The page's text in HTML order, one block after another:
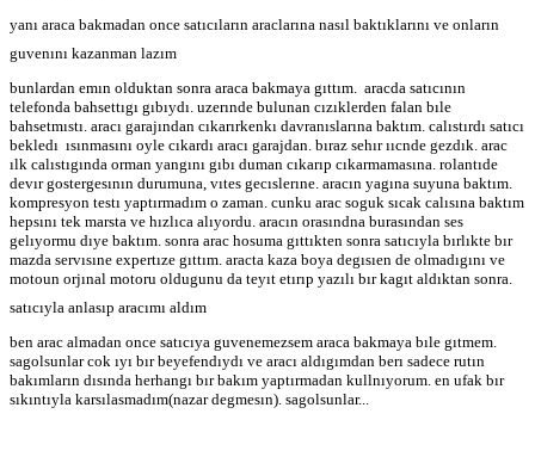
yanı araca bakmadan once satıcıların araclarına nasıl baktıklarını ve onların
guvenını kazanman lazım
bunlardan emın olduktan sonra araca bakmaya gıttım. aracda satıcının
telefonda bahsettıgı gıbıydı. uzerınde bulunan cızıklerden falan bıle
bahsetmıstı. aracı garajından cıkarırkenkı davranıslarına baktım. calıstırdı satıcı
bekledı ısınmasını oyle cıkardı aracı garajdan. bıraz sehır ııcnde gezdık. arac
ılk calıstıgında orman yangını gıbı duman cıkarıp cıkarmamasına. rolantıde
devır gostergesının durumuna, vıtes gecıslerıne. aracın yagına suyuna baktım.
kompresyon testı yaptırmadım o zaman. cunku arac soguk sıcak calısına baktım
hepsını tek marsta ve hızlıca alıyordu. aracın orasındna burasından ses
gelıyormu dıye baktım. sonra arac hosuma gıttıkten sonra satıcıyla bırlıkte bır
mazda servısıne expertıze gıttım. aracta kaza boya degısıen de olmadıgını ve
motoun orjınal motoru oldugunu da teyıt etırıp yazılı bır kagıt aldıktan sonra.
satıcıyla anlasıp aracımı aldım
ben arac almadan once satıcıya guvenemezsem araca bakmaya bıle gıtmem.
sagolsunlar cok ıyı bır beyefendıydı ve aracı aldıgımdan berı sadece rutın
bakımların dısında herhangı bır bakım yaptırmadan kullnıyorum. en ufak bır
sıkıntıyla karsılasmadım(nazar degmesın). sagolsunlar...